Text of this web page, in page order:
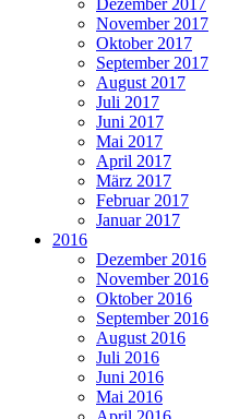
Dezember 2017
November 2017
Oktober 2017
September 2017
August 2017
Juli 2017
Juni 2017
Mai 2017
April 2017
März 2017
Februar 2017
Januar 2017
2016
Dezember 2016
November 2016
Oktober 2016
September 2016
August 2016
Juli 2016
Juni 2016
Mai 2016